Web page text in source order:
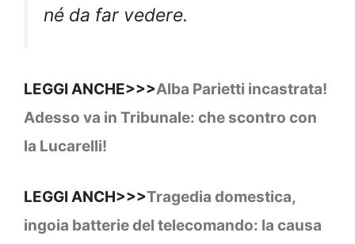
né da far vedere.
LEGGI ANCHE>>>Alba Parietti incastrata!
Adesso va in Tribunale: che scontro con
la Lucarelli!
LEGGI ANCH>>>Tragedia domestica,
ingoia batterie del telecomando: la causa